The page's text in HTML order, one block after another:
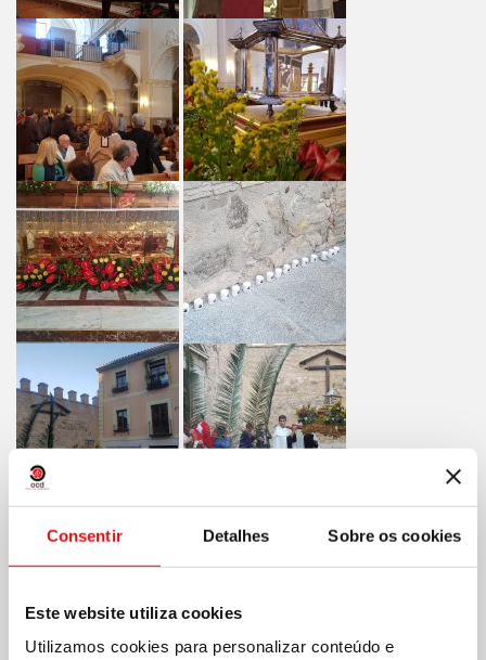
Consentir Detalhes Sobre os cookies
Este website utiliza cookies
Utilizamos cookies para personalizar conteúdo e